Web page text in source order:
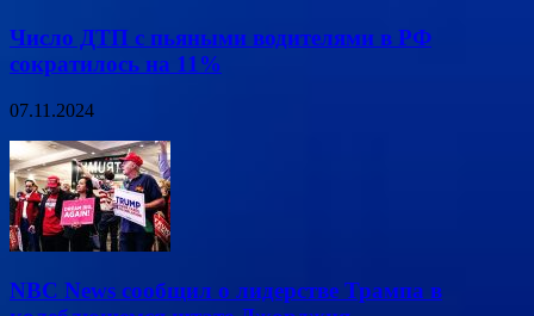
Число ДТП с пьяными водителями в РФ
сократилось на 11%
07.11.2024
NBC News сообщил о лидерстве Трампа в